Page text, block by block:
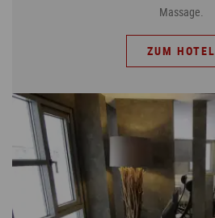
Massage.
ZUM HOTEL